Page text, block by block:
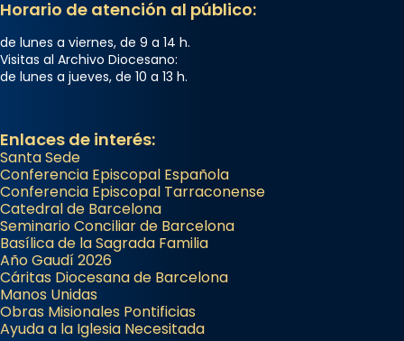
Horario de atención al público:
de lunes a viernes, de 9 a 14 h.
Visitas al Archivo Diocesano:
de lunes a jueves, de 10 a 13 h.
Enlaces de interés:
Santa Sede
Conferencia Episcopal Española
Conferencia Episcopal Tarraconense
Catedral de Barcelona
Seminario Conciliar de Barcelona
Basílica de la Sagrada Familia
Año Gaudí 2026
Cáritas Diocesana de Barcelona
Manos Unidas
Obras Misionales Pontificias
Ayuda a la Iglesia Necesitada